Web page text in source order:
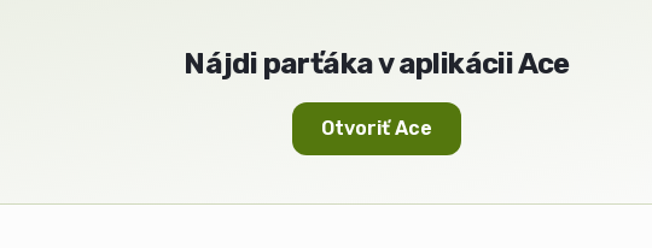
Nájdi parťáka v aplikácii Ace
Otvoriť Ace